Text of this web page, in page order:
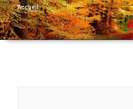
Accueil